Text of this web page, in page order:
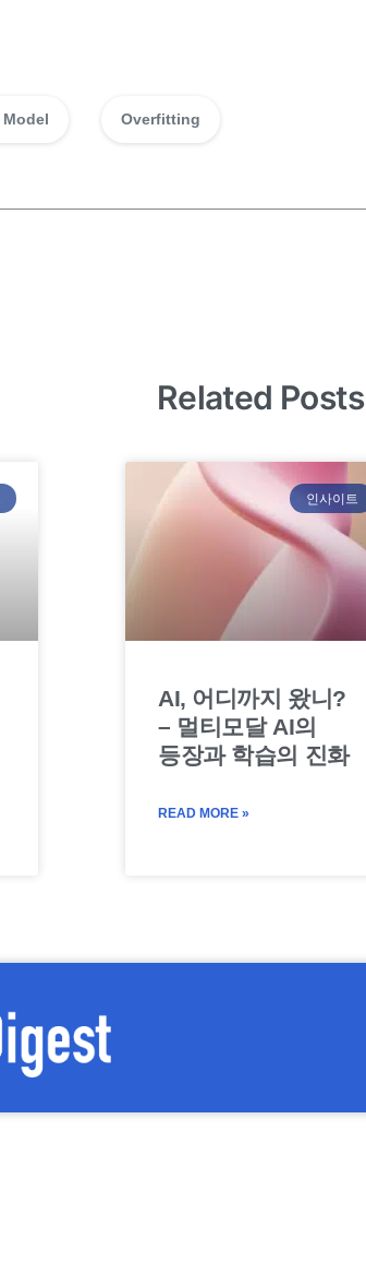
Overfitting
Related Posts
인사이트
AI, 어디까지 왔니?
– 멀티모달 AI의
등장과 학습의 진화
READ MORE »